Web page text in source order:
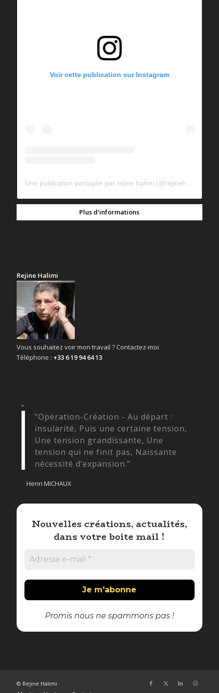
Voir cette publication sur Instagram
Plus d’informations
Rejine Halimi
Vous souhaitez voir mon travail ? Contactez-moi
Téléphone : +33 6 19 94 64 13
“
"Opération-Création - Au départ :
insularité, Puis une certaine tension,
Une tension grandissante, Une
tension qui ne finit pas, Naissante
nécessité d’expansion.”
Henri MICHAUX
Nouvelles créations, actualités,
dans votre boite mail !
Promis nous ne spammons pas !
© Rejine Halimi